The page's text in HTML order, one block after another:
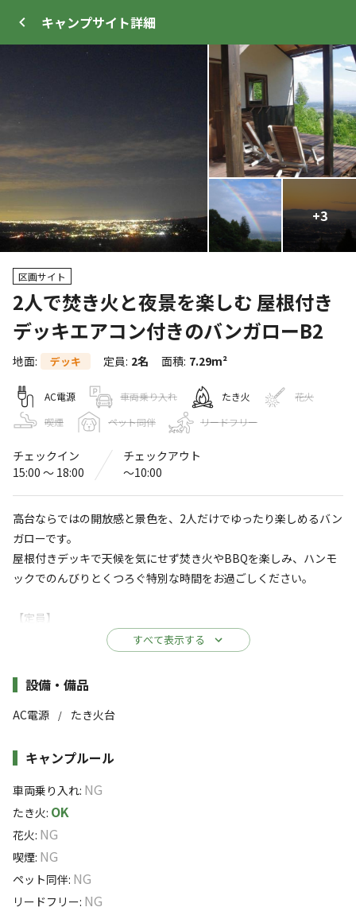
キャンプサイト詳細
+3
区画サイト
2人で焚き火と夜景を楽しむ 屋根付き
デッキエアコン付きのバンガローB2
地面: デッキ 定員: 2名 面積: 7.29m²
AC電源 車両乗り入れ たき火
花火
喫煙
ペット同伴 リードフリー
チェックイン
15:00 〜 18:00
チェックアウト
〜10:00
高台ならではの開放感と景色を、2人だけでゆったり楽しめるバン
ガローです。
屋根付きデッキで天候を気にせず焚き火やBBQを楽しみ、ハンモ
ックでのんびりとくつろぐ特別な時間をお過ごしください。
【定員】
大人2名まで（ペット不可）
※こちらは2名様限定プランです。
お子様を含むご家族でのご利用はできません。
ご家族でご利用の場合は、公式サイトのファミリープランをご利
室内4.5畳＋屋根付きデッキ
【設備・サービス】
室内照明
コンセント
ローテーブル
すべて表示する
施設詳細
設備・備品
AC電源 / たき火台
キャンプルール
車両乗り入れ: NG
たき火: OK
花火: NG
喫煙: NG
ペット同伴: NG
リードフリー: NG
+18
トップ
WEB予約可能 クーポン利用可 キャンプサイト
24
くりの木キャンプ場
〒377-0202 群馬県渋川市中郷２６９４−１９７
Googleマップで見る
水洗トイレ
自動販売機
※詳しくは「キャンプ場情報」をご確認ください。
は圧巻
キャンプ場の東と西に高台があり、中央付近の低地を利用
したキャンプ場。
とができます。
関東平野を見下ろす景色と夕焼け、そしてすべてのバンガ
ローから夜景を見ることが可能で、バンガロー利用の宿泊
者は無料で日の出工学の双眼鏡をレンタル可能で、また違
った夜景を楽しんでいただけます。バンガローには冷房専
用エアコン、デッキ扇風機があり快適にお過ごしいただけ
ます。